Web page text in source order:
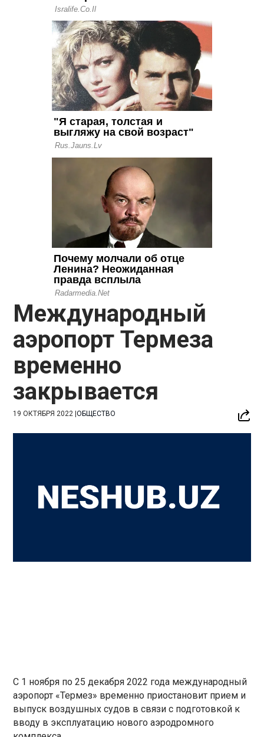
Международный
аэропорт Термеза
временно
закрывается
19 ОКТЯБРЯ 2022 |ОБЩЕСТВО
С 1 ноября по 25 декабря 2022 года международный
аэропорт «Термез» временно приостановит прием и
выпуск воздушных судов в связи с подготовкой к
вводу в эксплуатацию нового аэродромного